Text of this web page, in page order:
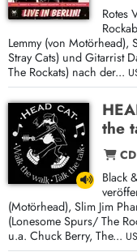
Rotes
Lemmy (von Motörhead),
Stray Cats) und Gitarrist
The Rockats) nach der...
the
Black
(Motörhead), Slim Jim
(Lonesome Spurs/ The
u.a. Chuck Berry, The...